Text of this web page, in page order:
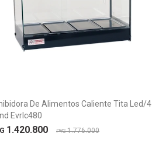
De Alimentos Caliente Tita Led/4
Evrlc480
1.420.800 PYG1.776.000